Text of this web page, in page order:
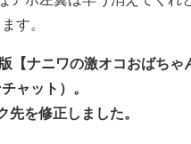
す。
ナニワの激オコおばちゃ
ャット）。
を修正しました。